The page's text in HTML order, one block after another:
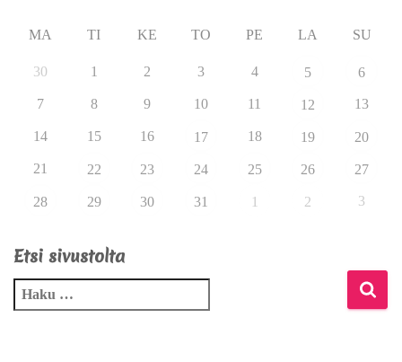
MA TI KE TO PE LA SU
30 1 2 3 4 5 6
7 8 9 10 11 12 13
14 15 16 17 18 19 20
21 22 23 24 25 26 27
28 29 30 31 1 2 3
Etsi sivustolta